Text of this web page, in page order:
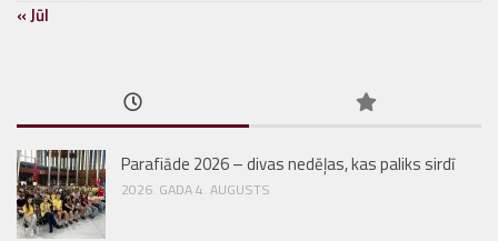
« Jūl
Parafiāde 2026 – divas nedēļas, kas paliks sirdī
2026. GADA 4. AUGUSTS